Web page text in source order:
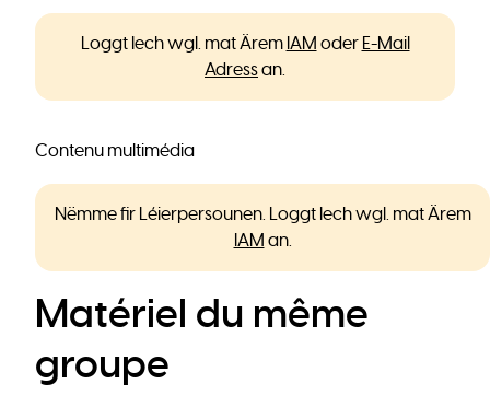
Loggt Iech wgl. mat Ärem IAM oder E-Mail
Adressan.
Contenu multimédia
Nëmme fir Léierpersounen. Loggt Iech wgl. mat Ärem
IAM an.
Matériel du même
groupe